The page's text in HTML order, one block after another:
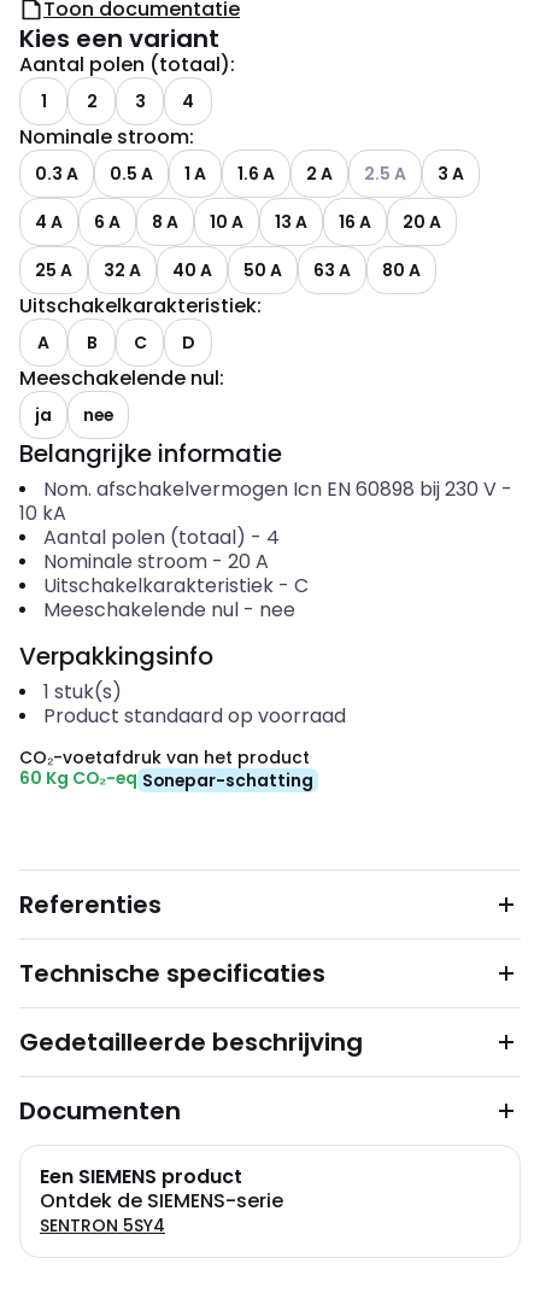
Toon documentatie
Kies een variant
Aantal polen (totaal):
1 2 3 4
Nominale stroom:
0.3 A 0.5 A 1 A 1.6 A 2 A Andere varianten
2.5 A
3 A
4 A
6 A 8 A 10 A 13 A 16 A
20 A
25 A
32 A 40 A 50 A 63 A 80 A
Uitschakelkarakteristiek:
A B C D
Meeschakelende nul:
ja nee
Belangrijke informatie
Nom. afschakelvermogen Icn EN 60898 bij 230 V-
10 kA
Aantal polen (totaal) - 4
Nominale stroom- 20 A
Uitschakelkarakteristiek- C
Meeschakelende nul- nee
Verpakkingsinfo
1 stuk(s)
Product standaard op voorraad
CO₂-voetafdruk van het product
60 Kg CO₂-eq Sonepar-schatting
Referenties
Technische specificaties
Gedetailleerde beschrijving
Documenten
Een SIEMENS product
Ontdek de SIEMENS-serie
SENTRON 5SY4